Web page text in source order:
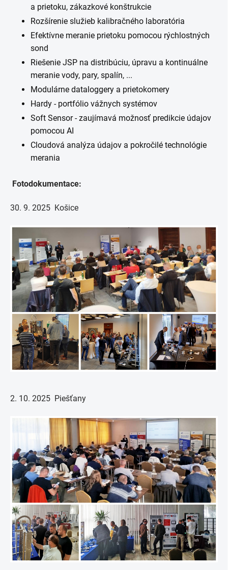
a prietoku, zákazkové konštrukcie
Rozšírenie služieb kalibračného laboratória
Efektívne meranie prietoku pomocou rýchlostných
sond
Riešenie JSP na distribúciu, úpravu a kontinuálne
meranie vody, pary, spalín, ...
Modulárne dataloggery a prietokomery
Hardy - portfólio vážnych systémov
Soft Sensor - zaujímavá možnosť predikcie údajov
pomocou AI
Cloudová analýza údajov a pokročilé technológie
merania
Fotodokumentace:
30. 9. 2025 Košice
2. 10. 2025 Piešťany